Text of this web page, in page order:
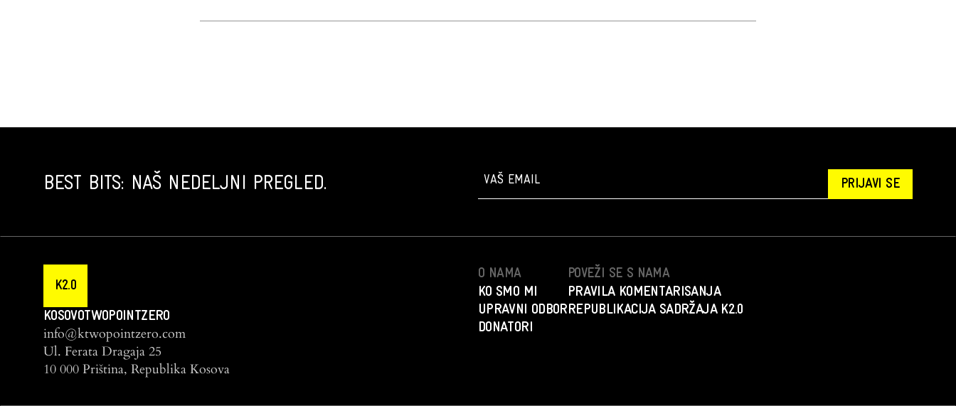
BEST BITS: NAŠ NEDELJNI PREGLED. PRIJAVI SE
K2.0
KOSOVOTWOPOINTZERO
info@ktwopointzero.com
Ul. Ferata Dragaja 25
10 000 Priština, Republika Kosova
O NAMA
KO SMO MI
UPRAVNI ODBOR
DONATORI
POVEŽI SE S NAMA
PRAVILA KOMENTARISANJA
REPUBLIKACIJA SADRŽAJA K2.0